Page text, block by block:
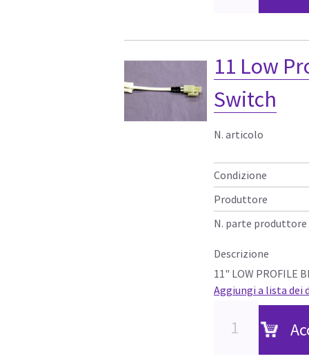
11 Low
Switch
N. articolo
Condizione
Produttore
N. parte produttore
Descrizione
11" LOW PROFILE
Aggiungi a lista dei